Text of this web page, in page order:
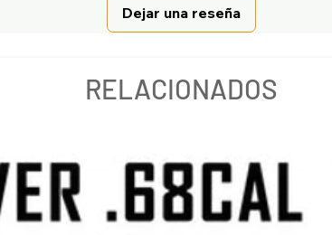
Dejar una reseña
RELACIONADOS